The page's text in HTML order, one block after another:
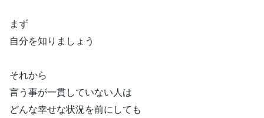
まず
自分を知りましょう
それから
言う事が一貫していない人は
どんな幸せな状況を前にしても